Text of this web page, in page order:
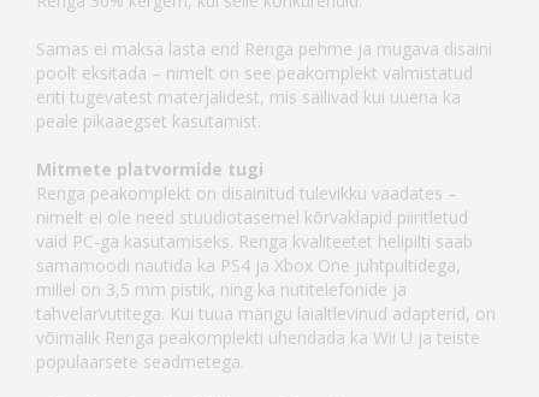
Samas ei maksa lasta end Renga pehme ja mugava disaini
poolt eksitada – nimelt on see peakomplekt valmistatud
eriti tugevatest materjalidest, mis säilivad kui uuena ka
peale pikaaegset kasutamist.
Mitmete platvormide tugi
Renga peakomplekt on disainitud tulevikku vaadates –
nimelt ei ole need stuudiotasemel kõrvaklapid piiritletud
vaid PC-ga kasutamiseks. Renga kvaliteetet helipilti saab
samamoodi nautida ka PS4 ja Xbox One juhtpultidega,
millel on 3,5 mm pistik, ning ka nutitelefonide ja
tahvelarvutitega. Kui tuua mängu laialtlevinud adapterid, on
võimalik Renga peakomplekti ühendada ka Wii U ja teiste
populaarsete seadmetega.